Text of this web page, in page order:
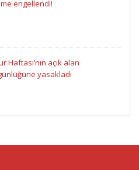
engellendi!
Haftası’nın açık alan
yasakladı